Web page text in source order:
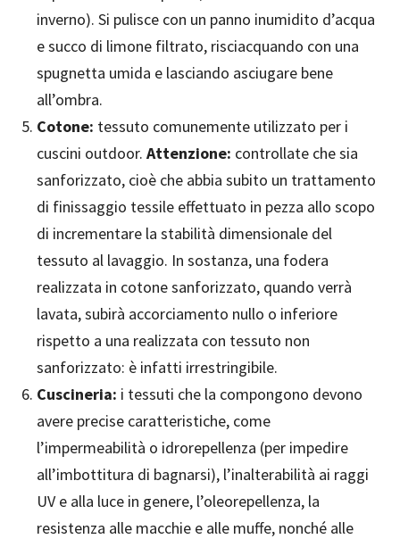
inverno). Si pulisce con un panno inumidito d’acqua
e succo di limone filtrato, risciacquando con una
spugnetta umida e lasciando asciugare bene
all’ombra.
Cotone: tessuto comunemente utilizzato per i
cuscini outdoor. Attenzione: controllate che sia
sanforizzato, cioè che abbia subito un trattamento
di finissaggio tessile effettuato in pezza allo scopo
di incrementare la stabilità dimensionale del
tessuto al lavaggio. In sostanza, una fodera
realizzata in cotone sanforizzato, quando verrà
lavata, subirà accorciamento nullo o inferiore
rispetto a una realizzata con tessuto non
sanforizzato: è infatti irrestringibile.
Cuscineria: i tessuti che la compongono devono
avere precise caratteristiche, come
l’impermeabilità o idrorepellenza (per impedire
all’imbottitura di bagnarsi), l’inalterabilità ai raggi
UV e alla luce in genere, l’oleorepellenza, la
resistenza alle macchie e alle muffe, nonché alle